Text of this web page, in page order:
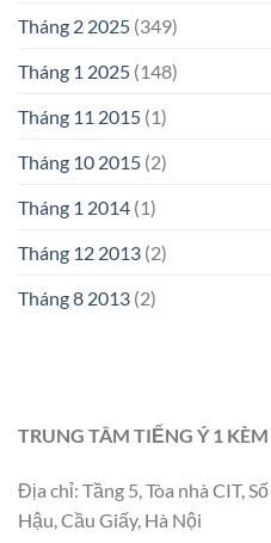
Tháng 2 2025 (349)
Tháng 1 2025 (148)
Tháng 11 2015 (1)
Tháng 10 2015 (2)
Tháng 1 2014 (1)
Tháng 12 2013 (2)
Tháng 8 2013 (2)
TRUNG TÂM TIẾNG Ý 1
Địa chỉ: Tầng 5, Tòa nhà CIT,
Hậu, Cầu Giấy, Hà Nội